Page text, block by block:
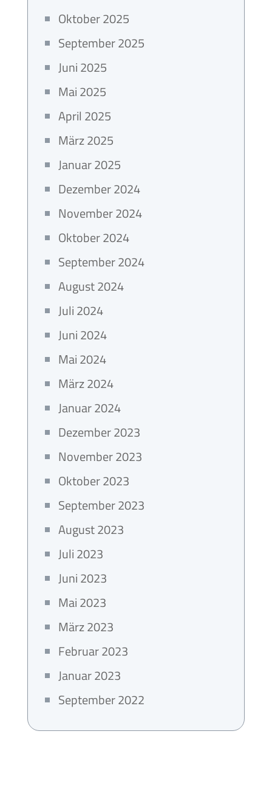
Oktober 2025
September 2025
Juni 2025
Mai 2025
April 2025
März 2025
Januar 2025
Dezember 2024
November 2024
Oktober 2024
September 2024
August 2024
Juli 2024
Juni 2024
Mai 2024
März 2024
Januar 2024
Dezember 2023
November 2023
Oktober 2023
September 2023
August 2023
Juli 2023
Juni 2023
Mai 2023
März 2023
Februar 2023
Januar 2023
September 2022